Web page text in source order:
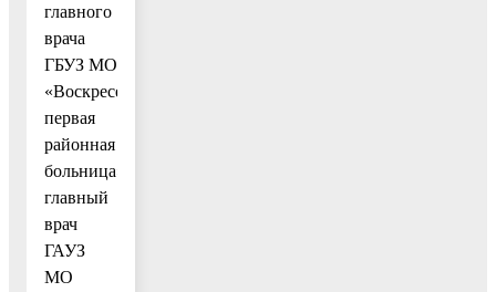
главного
врача
ГБУЗ МО
«Воскресенская
первая
районная
больница»,
главный
врач
ГАУЗ
МО